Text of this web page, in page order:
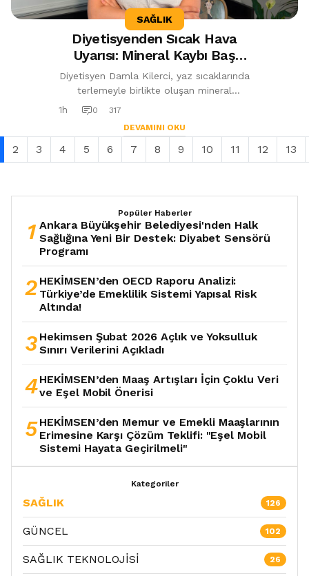
SAĞLIK
Diyetisyenden Sıcak Hava
Uyarısı: Mineral Kaybı Baş
Dönmesi ve Halsizliğe Yol
Açabilir
Diyetisyen Damla Kilerci, yaz sıcaklarında
terlemeyle birlikte oluşan mineral
kaybının baş dönmesi, göz kararması ve
1h 0
317
DEVAMINI OKU
2 3 4 5 6 7 8 9 10 11 12 13
Popüler Haberler
1 Ankara Büyükşehir Belediyesi'nden Halk
Sağlığına Yeni Bir Destek: Diyabet Sensörü
Programı
2 HEKİMSEN’den OECD Raporu Analizi:
Türkiye’de Emeklilik Sistemi Yapısal Risk
Altında!
3 Hekimsen Şubat 2026 Açlık ve Yoksulluk
Sınırı Verilerini Açıkladı
4 HEKİMSEN’den Maaş Artışları İçin Çoklu Veri
ve Eşel Mobil Önerisi
5 HEKİMSEN’den Memur ve Emekli Maaşlarının
Erimesine Karşı Çözüm Teklifi: "Eşel Mobil
Sistemi Hayata Geçirilmeli"
Kategoriler
SAĞLIK 126
GÜNCEL 102
SAĞLIK TEKNOLOJİSİ 26